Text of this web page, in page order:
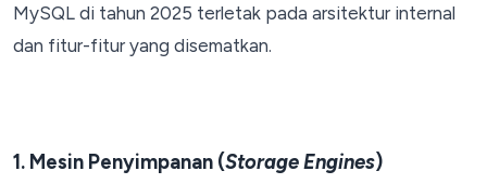
MySQL di tahun 2025 terletak pada arsitektur internal
dan fitur-fitur yang disematkan.
1. Mesin Penyimpanan (Storage Engines)